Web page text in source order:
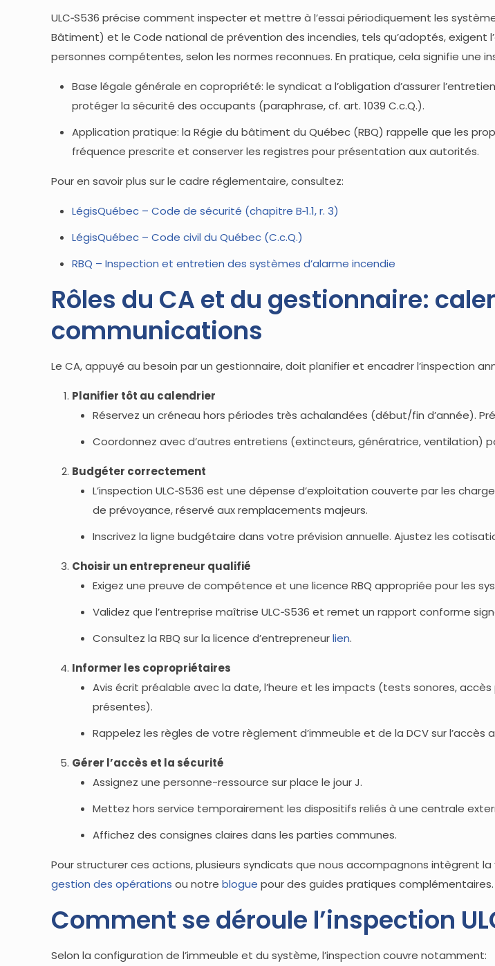
ULC‑S536 précise comment inspecter et mettre à l’essai périodiquement les
Bâtiment) et le Code national de prévention des incendies, tels qu’adoptés,
personnes compétentes, selon les normes reconnues. En pratique, cela signifie une
Base légale générale en copropriété: le syndicat a l’obligation d’assurer
protéger la sécurité des occupants (paraphrase, cf. art. 1039 C.c.Q.).
Application pratique: la Régie du bâtiment du Québec (RBQ) rappelle que les
fréquence prescrite et conserver les registres pour présentation aux autorités.
Pour en savoir plus sur le cadre réglementaire, consultez:
LégisQuébec – Code de sécurité (chapitre B‑1.1, r. 3)
LégisQuébec – Code civil du Québec (C.c.Q.)
RBQ – Inspection et entretien des systèmes d’alarme incendie
Rôles du CA et du gestionnaire:
communications
Le CA, appuyé au besoin par un gestionnaire, doit planifier et encadrer l’inspection
Planifier tôt au calendrier
Réservez un créneau hors périodes très achalandées (début/fin d’année).
Coordonnez avec d’autres entretiens (extincteurs, génératrice, ventilation)
Budgéter correctement
L’inspection ULC‑S536 est une dépense d’exploitation couverte par les
de prévoyance, réservé aux remplacements majeurs.
Inscrivez la ligne budgétaire dans votre prévision annuelle. Ajustez les
Choisir un entrepreneur qualifié
Exigez une preuve de compétence et une licence RBQ appropriée pour les
Validez que l’entreprise maîtrise ULC‑S536 et remet un rapport conforme
Consultez la RBQ sur la licence d’entrepreneurlien.
Informer les copropriétaires
Avis écrit préalable avec la date, l’heure et les impacts (tests sonores,
présentes).
Rappelez les règles de votre règlement d’immeuble et de la DCV sur l’accès
Gérer l’accès et la sécurité
Assignez une personne-ressource sur place le jour J.
Mettez hors service temporairement les dispositifs reliés à une centrale
Affichez des consignes claires dans les parties communes.
Pour structurer ces actions, plusieurs syndicats que nous accompagnons intègrent la
gestion des opérations ou notreblogue pour des guides pratiques complémentaires.
Comment se déroule l’inspection
Selon la configuration de l’immeuble et du système, l’inspection couvre notamment: